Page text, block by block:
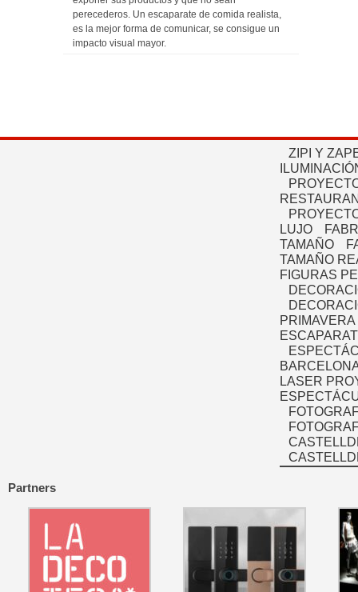
perecederos. Un escaparate de comida realista,
es la mejor forma de comunicar, se consigue un
impacto visual mayor.
ZIPI Y
LUJO
TAMAÑO
TAMAÑO
FIGURAS
PRIMAVERA
LASER
Partners